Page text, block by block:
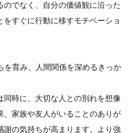
のでなく、自分の価値観に沿った
すぐに行動に移すモチベーショ
を育み、人間関係を深めるきっか
同時に、大切な人との別れを想像
、家族や友人がいることのありが
謝の気持ちが高まります。より強